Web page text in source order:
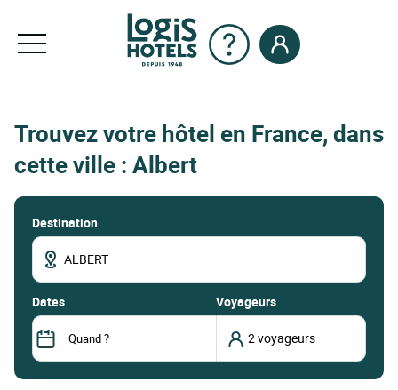
Trouvez votre hôtel en France, dans
cette ville : Albert
Destination
dates Voyageurs